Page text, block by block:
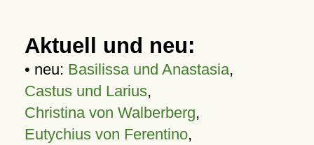
Aktuell und neu:
• neu: Basilissa und Anastasia,
Castus und Larius,
Christina von Walberberg,
Eutychius von Ferentino,